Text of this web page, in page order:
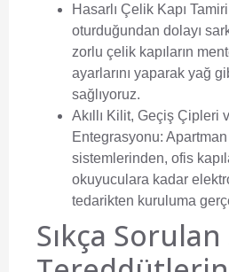
Hasarlı Çelik Kapı
oturduğundan dolayı
zorlu çelik kapıların
ayarlarını yaparak yağ
sağlıyoruz.
Akıllı Kilit, Geçiş Çipleri
Entegrasyonu:
sistemlerinden, ofis
okuyuculara kadar
tedarikten kuruluma
Sıkça